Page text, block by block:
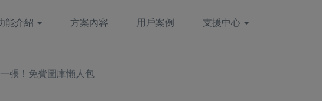
能介紹 方案內容 用戶案例 支援中心
張！免費圖庫懶人包